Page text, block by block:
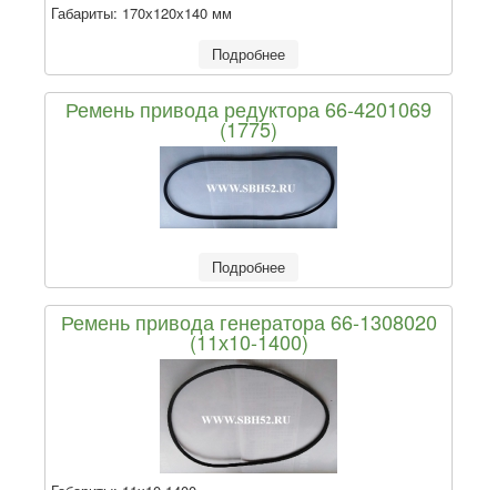
Габариты: 170х120х140 мм
Подробнее
Ремень привода редуктора 66-4201069
(1775)
Подробнее
Ремень привода генератора 66-1308020
(11х10-1400)